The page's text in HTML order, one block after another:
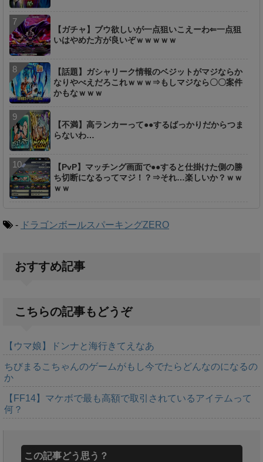
【ガチャ】ブウ欲しいが一点狙いこえーわ⇐一点狙
いはやめた方が良いぞｗｗｗｗｗ
【話題】ガシャリーク情報のベジットがマジならか
なりやべえだろこれｗｗｗ⇒もしマジなら〇〇案件
かもなｗｗｗ
【不満】高ランカーって●●するばっかりだからつま
らないわ…
【PvP】マッチング画面で●●すると仕掛けた側の勝
ち切断になるってマジ！？⇒それ…楽しいか？ｗｗ
ｗｗ
- ドラゴンボールスパーキングZERO
おすすめ記事
こちらの記事もどうぞ
【ウマ娘】ドンナと海行きてえなあ
ちびまるこちゃんのゲームがもし今でたらどんなのになるの
か
【FF14】マケボで最も高額で取引されているアイテムって
何？
この記事どう思う？